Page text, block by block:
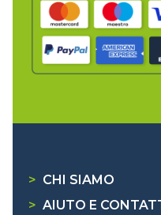
> CHI SIAMO
> AIUTO E